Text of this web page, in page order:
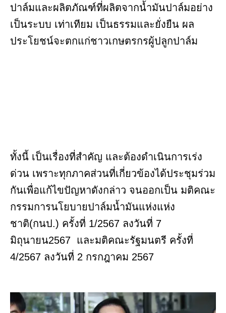
ปาล์มและผลิตภัณฑ์ที่ผลิตจากน้ำมันปาล์มอย่าง
เป็นระบบ เท่าเทียม เป็นธรรมและยั่งยืน ผล
ประโยชน์จะตกแก่ชาวเกษตรกรผู้ปลูกปาล์ม
ทั้งนี้ เป็นเรื่องที่สำคัญ และต้องดำเนินการเร่ง
ด่วน เพราะทุกภาคส่วนที่เกี่ยวข้องได้ประชุมร่วม
กันเพื่อแก้ไขปัญหาดังกล่าว จนออกเป็น มติคณะ
กรรมการนโยบายปาล์มน้ำมันแห่งแห่ง
ชาติ(กนป.) ครั้งที่ 1/2567 ลงวันที่ 7
มิถุนายน2567 และมติคณะรัฐมนตรี ครั้งที่
4/2567 ลงวันที่ 2 กรกฎาคม 2567